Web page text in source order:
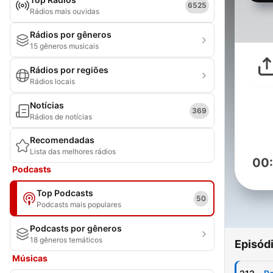
Rádios mais ouvidas
6525
Rádios por gêneros
15 gêneros musicais
Rádios por regiões
Rádios locais
Notícias
Rádios de notícias
369
Recomendadas
Lista das melhores rádios
Podcasts
Top Podcasts
Podcasts mais populares
50
Podcasts por gêneros
18 gêneros temáticos
Músicas